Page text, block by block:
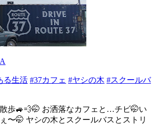
る生活 #37カフェ #ヤシの木 #スクールバ
歩🚙💨🤭 お洒落なカフェと…チビ🤭い
〜🤭 ヤシの木とスクールバスとストリ